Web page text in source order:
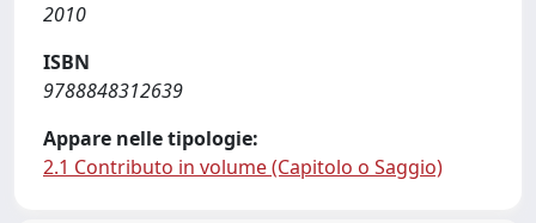
2010
ISBN
9788848312639
Appare nelle tipologie:
2.1 Contributo in volume (Capitolo o Saggio)